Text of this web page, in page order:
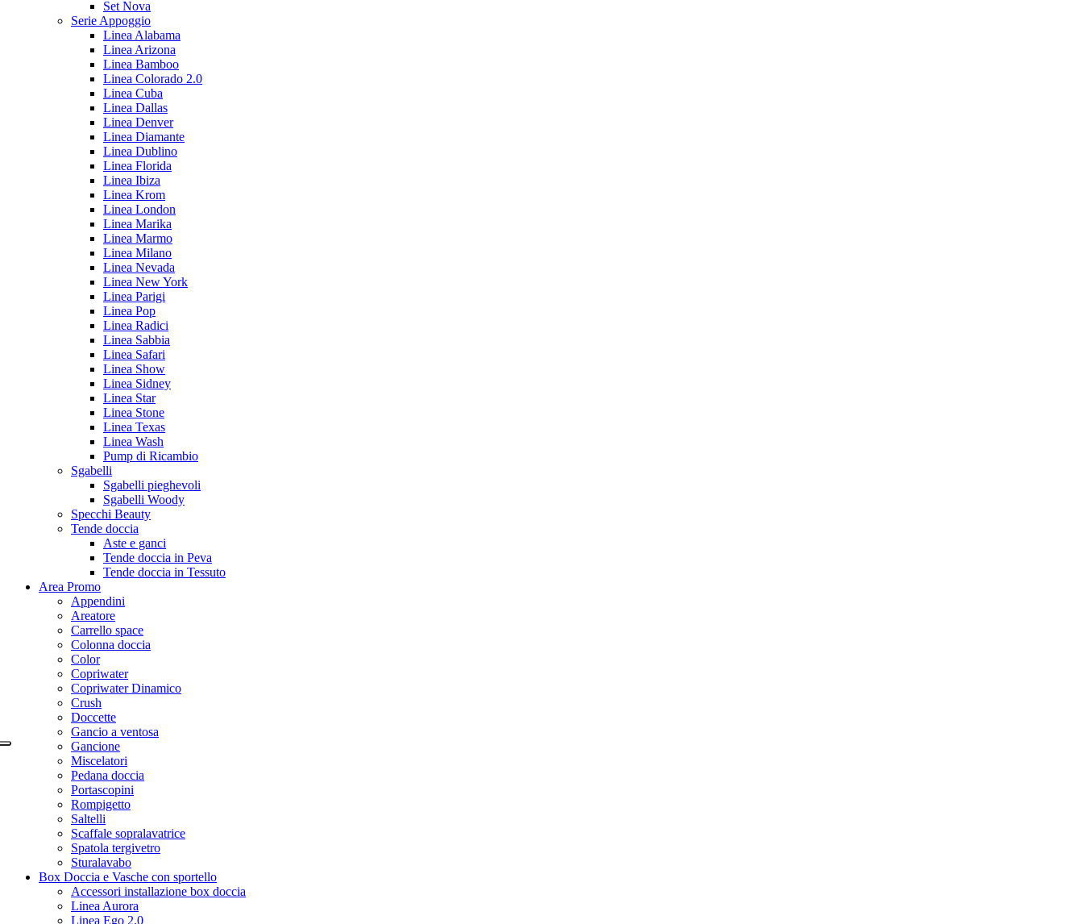
Set Nova
Serie Appoggio
Linea Alabama
Linea Arizona
Linea Bamboo
Linea Colorado 2.0
Linea Cuba
Linea Dallas
Linea Denver
Linea Diamante
Linea Dublino
Linea Florida
Linea Ibiza
Linea Krom
Linea London
Linea Marika
Linea Marmo
Linea Milano
Linea Nevada
Linea New York
Linea Parigi
Linea Pop
Linea Radici
Linea Sabbia
Linea Safari
Linea Show
Linea Sidney
Linea Star
Linea Stone
Linea Texas
Linea Wash
Pump di Ricambio
Sgabelli
Sgabelli pieghevoli
Sgabelli Woody
Specchi Beauty
Tende doccia
Aste e ganci
Tende doccia in Peva
Tende doccia in Tessuto
Area Promo
Appendini
Areatore
Carrello space
Colonna doccia
Color
Copriwater
Copriwater Dinamico
Crush
Doccette
Gancio a ventosa
Gancione
Miscelatori
Pedana doccia
Portascopini
Rompigetto
Saltelli
Scaffale sopralavatrice
Spatola tergivetro
Sturalavabo
Box Doccia e Vasche con sportello
Accessori installazione box doccia
Linea Aurora
Linea Ego 2.0